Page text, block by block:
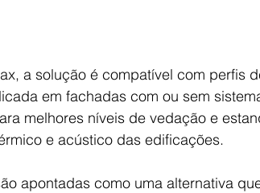
a solução é compatível com perfis
em fachadas com ou sem
melhores níveis de vedação e
e acústico das edificações.
apontadas como uma alternativa